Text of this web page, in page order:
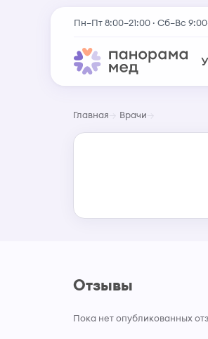
Пн–Пт 8:00–21:00 · Сб–Вс
Главная Врачи
Отзывы
Пока нет опубликованных